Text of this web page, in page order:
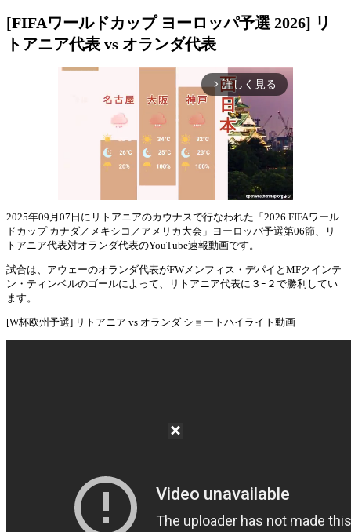
[FIFAワールドカップ ヨーロッパ予選 2026] リ
トアニア代表 vs オランダ代表
arrow_forward_ios 詳しく見る
Mute
2025年09月07日にリトアニアのカウナスで行なわれた「2026 FIFAワール
ドカップ カナダ／メキシコ／アメリカ大会」ヨーロッパ予選第06節、リ
トアニア代表対オランダ代表のYouTube速報動画です。
試合は、アウェーのオランダ代表がFWメンフィス・デパイとMFクインテ
ン・ティンベルのゴールによって、リトアニア代表に３ｰ２で勝利してい
ます。
[W杯欧州予選] リトアニア vs オランダ ショートハイライト動画